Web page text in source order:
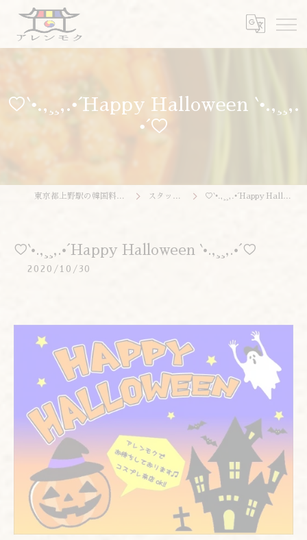
♡`•.,¸¸,.•´Happy Halloween `•.,¸¸,.
•´♡
東京都上野駅の韓国料理ならアレンモク スタッフブログ ♡`•.,¸¸,.•´Happy Halloween `•.,¸¸,.•´♡
♡`•.,¸¸,.•´Happy Halloween `•.,¸¸,.•´♡
2020/10/30